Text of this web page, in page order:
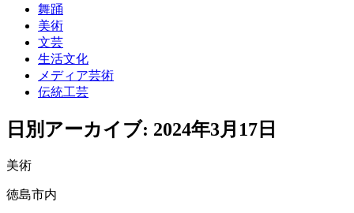
舞踊
美術
文芸
生活文化
メディア芸術
伝統工芸
日別アーカイブ: 2024年3月17日
美術
徳島市内